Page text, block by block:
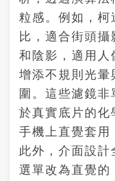
粒感。例如，柯
比，適合街頭
和陰影，適用人
增添不規則光暈
圍。這些濾鏡非
於真實底片的化
手機上直覺套用
此外，介面設計
選單改為直覺的